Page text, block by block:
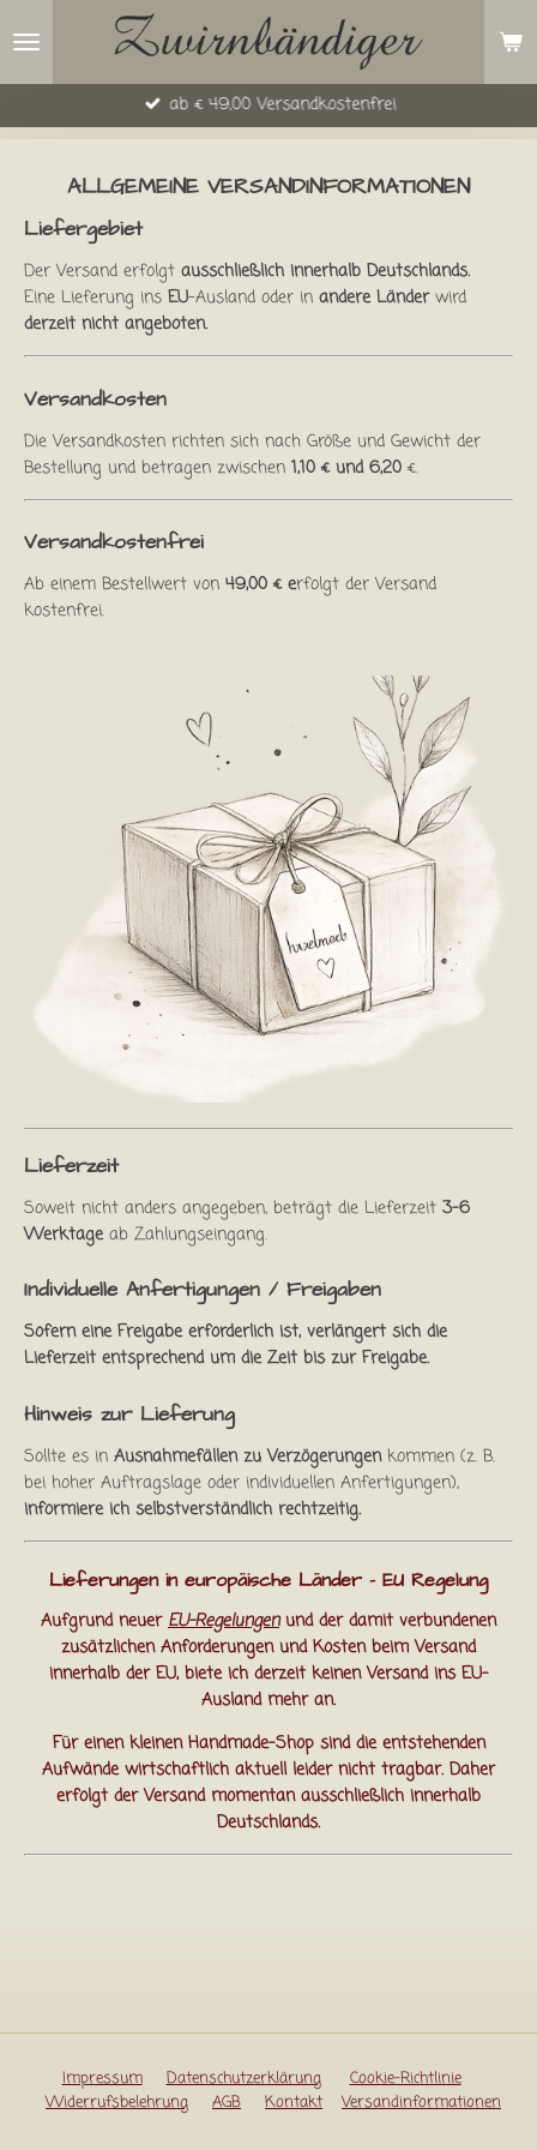
Hauptinhalt
ab € 49,00 Versandkostenfrei
ALLGEMEINE VERSANDINFORMATIONEN
Liefergebiet
Der Versand erfolgt ausschließlich innerhalb Deutschlands.
Eine Lieferung ins EU-Ausland oder in andere Länderwird
derzeit nicht angeboten.
Versandkosten
Die Versandkosten richten sich nach Größe und Gewicht der
Bestellung und betragen zwischen 1,10 € und 6,20 €.
Versandkostenfrei
Ab einem Bestellwert von 49,00 € erfolgt der Versand
kostenfrei.
Lieferzeit
Soweit nicht anders angegeben, beträgt die Lieferzeit 3–6
Werktageab Zahlungseingang.
Individuelle Anfertigungen / Freigaben
Sofern eine Freigabe erforderlich ist, verlängert sich die
Lieferzeit entsprechend um die Zeit bis zur Freigabe.
Hinweis zur Lieferung
Sollte es in Ausnahmefällen zu Verzögerungenkommen (z. B.
bei hoher Auftragslage oder individuellen Anfertigungen),
informiere ich selbstverständlich rechtzeitig.
Lieferungen in europäische Länder - EU Regelung
Aufgrund neuerEU-Regelungenund der damit verbundenen
zusätzlichen Anforderungen und Kosten beim Versand
innerhalb der EU, biete ich derzeit keinen Versand ins EU-
Ausland mehr an.
Für einen kleinen Handmade-Shop sind die entstehenden
Aufwände wirtschaftlich aktuell leider nicht tragbar. Daher
erfolgt der Versand momentan ausschließlich innerhalb
Deutschlands.
Impressum Datenschutzerklärung
Cookie-Richtlinie
Widerrufsbelehrung
AGB Kontakt Versandinformationen